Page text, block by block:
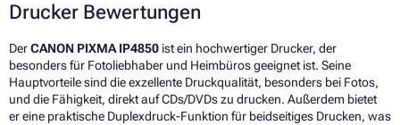
Drucker Bewertungen
DerCANON PIXMA IP4850 ist ein hochwertiger Drucker, der
besonders für Fotoliebhaber und Heimbüros geeignet ist. Seine
Hauptvorteile sind die exzellente Druckqualität, besonders bei Fotos,
und die Fähigkeit, direkt auf CDs/DVDs zu drucken. Außerdem bietet
er eine praktische Duplexdruck-Funktion für beidseitiges Drucken, was